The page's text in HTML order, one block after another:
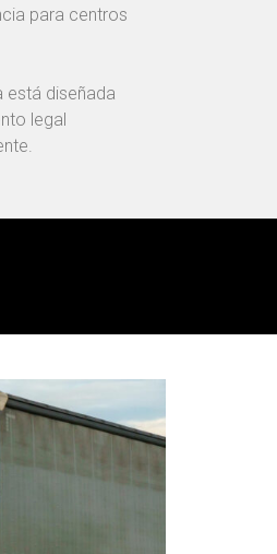
para centros
está diseñada
legal